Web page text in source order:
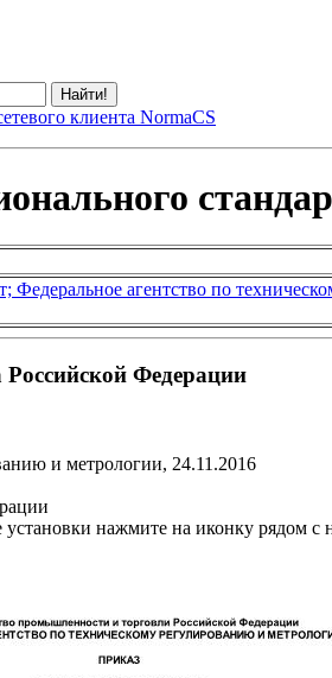
клиента NormaCS
Федеральное агентство по
Федерации
и метрологии, 24.11.2016
установки нажмите на иконку рядом с